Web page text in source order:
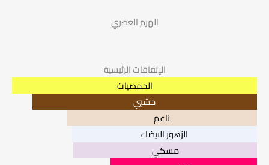
الهرم العطري
الإتفاقات الرئيسية
الحمضيات
خشبي
ناعم
الزهور البيضاء
مسكي